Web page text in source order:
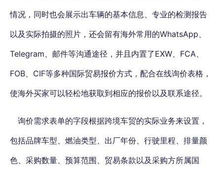
情况，同时也会展示出车辆的基本信息、专业的检测报告
以及实际拍摄的照片，还会留有海外常用的WhatsApp、
Telegram、邮件等沟通途径，并且内置了EXW、FCA、
FOB、CIF等多种国际贸易报价方式，配合在线询价表格，
使海外买家可以轻松地获取到相应的报价以及联系途径。
询价需求表单的字段根据跨境车贸的实际业务来设置，
包括品牌车型、燃油类型、出厂年份、行驶里程、排量颜
色、采购数量、预算范围、贸易条款以及采购方所属国